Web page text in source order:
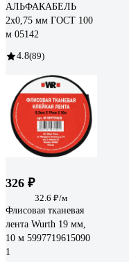
АЛЬФАКАБЕЛЬ
2х0,75 мм ГОСТ 100
м 05142
4.8(89)
326 ₽
32.6 ₽/м
Флисовая тканевая
лента Wurth 19 мм,
10 м 5997719615090
1